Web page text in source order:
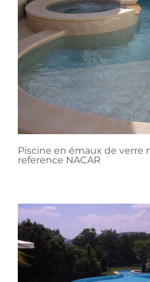
Piscine en émaux de verre
reference NACAR